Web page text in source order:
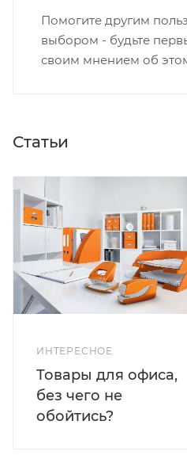
Помогите другим
выбором - будьте
своим мнением об
Статьи
ИНТЕРЕСНОЕ
Товары для офиса,
без чего не
обойтись?